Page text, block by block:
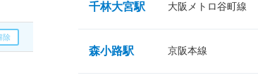
千林大宮駅 大阪メトロ谷町線
森小路駅 京阪本線